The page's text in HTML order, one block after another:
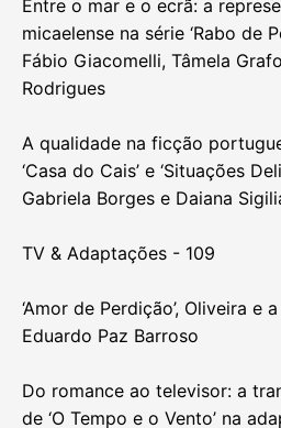
abordagens da crise
ficção seriada - 39
Ligia Vieira Bruno
dos imaginários sobre a AIDS
Raphael Castilho Silva
micaelense na série ‘Rabo de
Rodrigues
‘Casa do Cais’ e ‘Situações